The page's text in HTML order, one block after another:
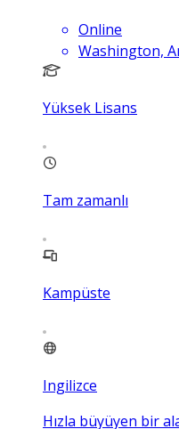
Online
Washington,
Yüksek Lisans
Tam zamanlı
Kampüste
Ingilizce
Hızla büyüyen bir